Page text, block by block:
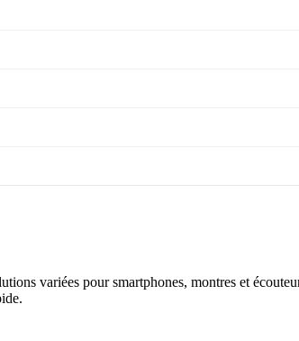
variées pour smartphones, montres et